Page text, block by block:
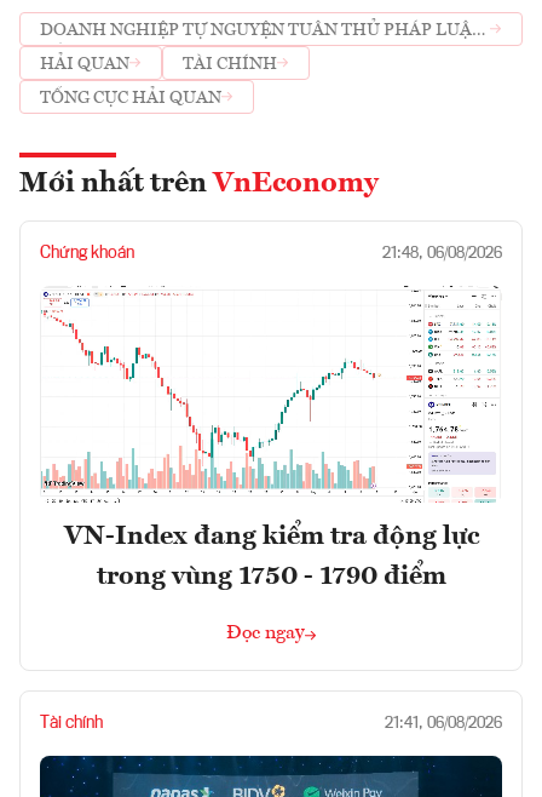
DOANH NGHIỆP TỰ NGUYỆN TUÂN THỦ PHÁP LUẬT
HẢI QUAN
HẢI QUAN
TÀI CHÍNH
TỔNG CỤC HẢI QUAN
Mới nhất trên VnEconomy
Chứng khoán 21:48, 06/08/2026
VN-Index đang kiểm tra động lực
trong vùng 1750 - 1790 điểm
Đọc ngay
Tài chính 21:41, 06/08/2026